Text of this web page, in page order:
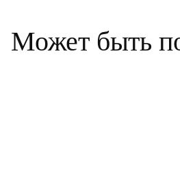
Может быть